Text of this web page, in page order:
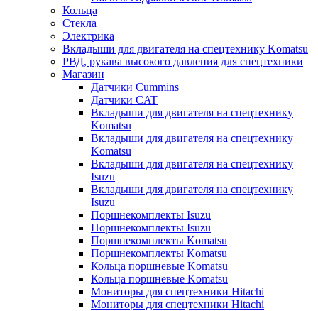
Кольца
Стекла
Электрика
Вкладыши для двигателя на спецтехнику Komatsu
РВД, рукава высокого давления для спецтехники
Магазин
Датчики Cummins
Датчики CAT
Вкладыши для двигателя на спецтехнику
Komatsu
Вкладыши для двигателя на спецтехнику
Komatsu
Вкладыши для двигателя на спецтехнику
Isuzu
Вкладыши для двигателя на спецтехнику
Isuzu
Поршнекомплекты Isuzu
Поршнекомплекты Isuzu
Поршнекомплекты Komatsu
Поршнекомплекты Komatsu
Кольца поршневые Komatsu
Кольца поршневые Komatsu
Мониторы для спецтехники Hitachi
Мониторы для спецтехники Hitachi